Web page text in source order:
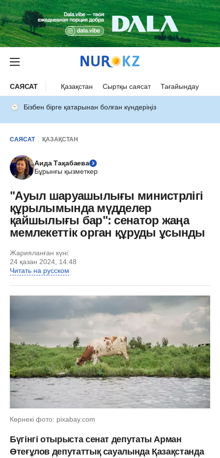
САЯСАТ Қазақстан Сыртқы саясат Тағайындау
Бізбен бірге қатарынан болған күндеріңіз
САЯСАТ ҚАЗАҚСТАН
Аида Тақабаева
Бұрынғы қызметкер
"Ауыл шаруашылығы министрлігі
құрылымында мүдделер
қайшылығы бар": сенатор жаңа
мемлекеттік орган құруды ұсынды
Жарияланған күні:
24 қазан 2024, 14:48
Читать на русском
Көрнекі фото: pixabay.com
Бүгінгі отырыста сенат депутаты Арман
Өтеғұлов депутаттық сауалында Қазақстанда